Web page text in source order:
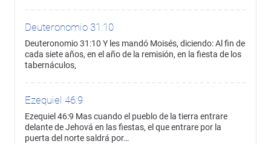
Deuteronomio 31:10
Deuteronomio 31:10 Y les mandó Moisés, diciendo: Al fin de
cada siete años, en el año de la remisión, en la fiesta de los
tabernáculos,
Ezequiel 46:9
Ezequiel 46:9 Mas cuando el pueblo de la tierra entrare
delante de Jehová en las fiestas, el que entrare por la
puerta del norte saldrá por…